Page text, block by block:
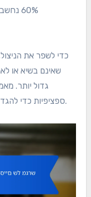
60%
כדי לשפר את
שאינם בשיא או
גדול יותר.
ספציפיות כדי להגדיל את המשחק בזמנים פחות פעילים.